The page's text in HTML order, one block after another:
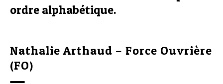
ordre alphabétique.
Nathalie Arthaud – Force Ouvrière
(FO)